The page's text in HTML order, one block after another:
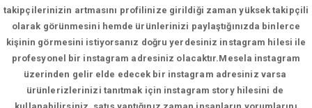
takipçilerinizin artmasını profilinize girildiği zaman yüksek takipçili
olarak görünmesini hemde ürünlerinizi paylaştığınızda binlerce
kişinin görmesini istiyorsanız doğru yerdesiniz instagram hilesi ile
profesyonel bir instagram adresiniz olacaktır.Mesela instagram
üzerinden gelir elde edecek bir instagram adresiniz varsa
ürünlerizlerinizi tanıtmak için instagram story hilesini de